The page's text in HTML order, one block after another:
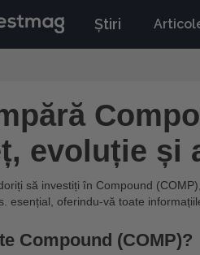
Știri
evoluție și
să investiți în Compound
esențial, oferindu-vă toate
Compound (COMP)?